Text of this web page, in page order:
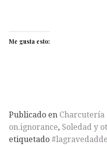
Me gusta esto:
Publicado en Charcutería
on.ignorance, Soledad y
etiquetado